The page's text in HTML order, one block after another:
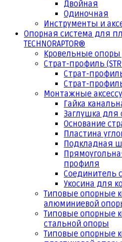
Двойная
Одиночная
Инструменты и
Опорная система для
TECHNORAPTOR®
Кровельные опоры
Страт-профиль
Страт-
Страт-
Монтажные
Гайка
Заглушка для
Основание
Пластина
Подкладная
профиля
Соединитель
Укосина для
Типовые опорные
алюминиевой
Типовые опорные
стальной опоры
Типовые опорные